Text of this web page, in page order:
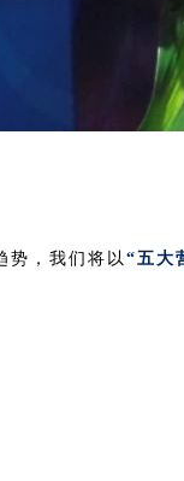
势，我们将以 “五大